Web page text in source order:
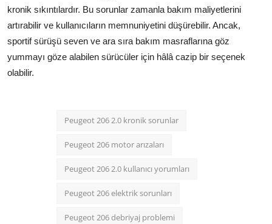
kronik sıkıntılardır. Bu sorunlar zamanla bakım maliyetlerini
artırabilir ve kullanıcıların memnuniyetini düşürebilir. Ancak,
sportif sürüşü seven ve ara sıra bakım masraflarına göz
yummayı göze alabilen sürücüler için hâlâ cazip bir seçenek
olabilir.
Peugeot 206 2.0 kronik sorunlar
Peugeot 206 motor arızaları
Peugeot 206 2.0 kullanıcı yorumları
Peugeot 206 elektrik sorunları
Peugeot 206 debriyaj problemi